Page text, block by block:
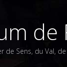
de
de Sens, du Val,